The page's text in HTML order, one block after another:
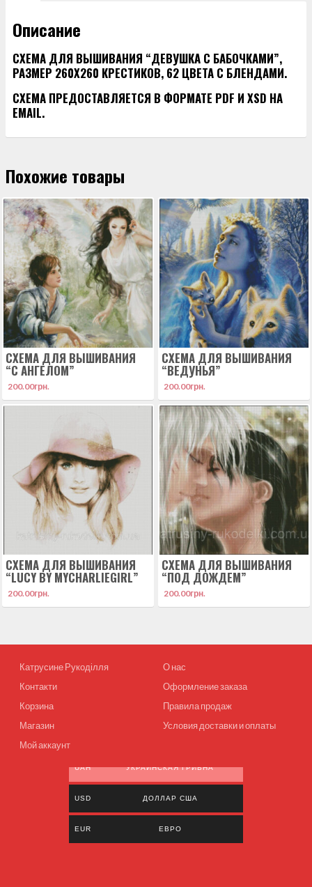
Описание
СХЕМА ДЛЯ ВЫШИВАНИЯ “ДЕВУШКА С БАБОЧКАМИ”,
РАЗМЕР 260Х260 КРЕСТИКОВ, 62 ЦВЕТА С БЛЕНДАМИ.
СХЕМА ПРЕДОСТАВЛЯЕТСЯ В ФОРМАТЕ PDF И XSD НА
EMAIL.
Похожие товары
СХЕМА ДЛЯ ВЫШИВАНИЯ
“С АНГЕЛОМ”
200.00грн.
СХЕМА ДЛЯ ВЫШИВАНИЯ
“ВЕДУНЬЯ”
200.00грн.
СХЕМА ДЛЯ ВЫШИВАНИЯ
“LUCY BY MYCHARLIEGIRL”
200.00грн.
СХЕМА ДЛЯ ВЫШИВАНИЯ
“ПОД ДОЖДЕМ”
200.00грн.
Катрусине Рукоділля
Контакти
Корзина
Магазин
Мой аккаунт
О нас
Оформление заказа
Правила продаж
Условия доставки и оплаты
UAH УКРАИНСКАЯ ГРИВНА
USD ДОЛЛАР США
EUR ЕВРО